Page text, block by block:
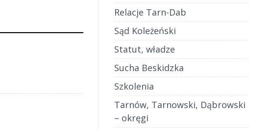
Relacje Tarn-Dab
Sąd Koleżeński
Statut, władze
Sucha Beskidzka
Szkolenia
Tarnów, Tarnowski, Dąbrowski
– okręgi